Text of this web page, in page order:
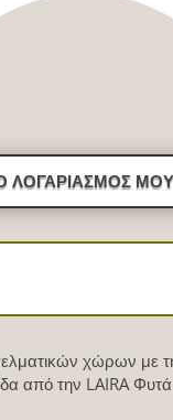
ΛΟΓΑΡΙΑΣΜΟΣ ΜΟΥ
χώρων με
από την LAIRA